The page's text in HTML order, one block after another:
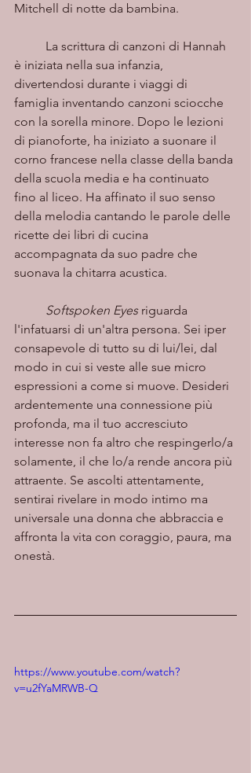
Mitchell di notte da bambina.
è iniziata nella sua infanzia,
divertendosi durante i viaggi di
famiglia inventando canzoni sciocche
con la sorella minore. Dopo le lezioni
di pianoforte, ha iniziato a suonare il
corno francese nella classe della banda
della scuola media e ha continuato
fino al liceo. Ha affinato il suo senso
della melodia cantando le parole delle
ricette dei libri di cucina
accompagnata da suo padre che
suonava la chitarra acustica.
Softspoken Eyes riguarda
l'infatuarsi di un'altra persona. Sei iper
consapevole di tutto su di lui/lei, dal
modo in cui si veste alle sue micro
espressioni a come si muove. Desideri
ardentemente una connessione più
profonda, ma il tuo accresciuto
interesse non fa altro che respingerlo/a
solamente, il che lo/a rende ancora più
attraente. Se ascolti attentamente,
sentirai rivelare in modo intimo ma
universale una donna che abbraccia e
affronta la vita con coraggio, paura, ma
onestà.
https://www.youtube.com/watch?
v=u2fYaMRWB-Q